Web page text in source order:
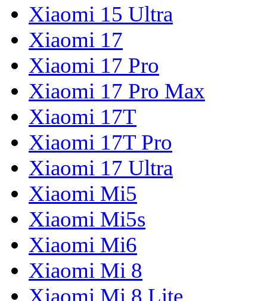
Xiaomi 15 Ultra
Xiaomi 17
Xiaomi 17 Pro
Xiaomi 17 Pro Max
Xiaomi 17T
Xiaomi 17T Pro
Xiaomi 17 Ultra
Xiaomi Mi5
Xiaomi Mi5s
Xiaomi Mi6
Xiaomi Mi 8